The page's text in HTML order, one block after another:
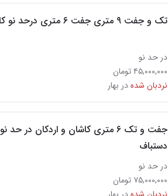
تک و جفت ۹ متری جفت ۶ متری درحد نو کاشان
در حد نو
۴۵,۰۰۰,۰۰۰ تومان
نردبان شدهدر بهار
جفت و تک ۶ متری کاشان و اردکان در حد نو
دستباف
در حد نو
۷۵,۰۰۰,۰۰۰ تومان